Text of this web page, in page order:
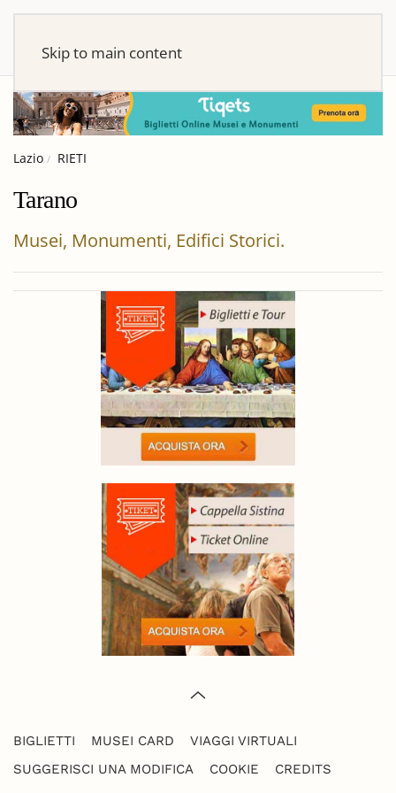
Skip to main content
Lazio RIETI
Tarano
Musei, Monumenti, Edifici Storici.
BIGLIETTI MUSEI CARD
VIAGGI VIRTUALI
SUGGERISCI UNA MODIFICA
COOKIE CREDITS